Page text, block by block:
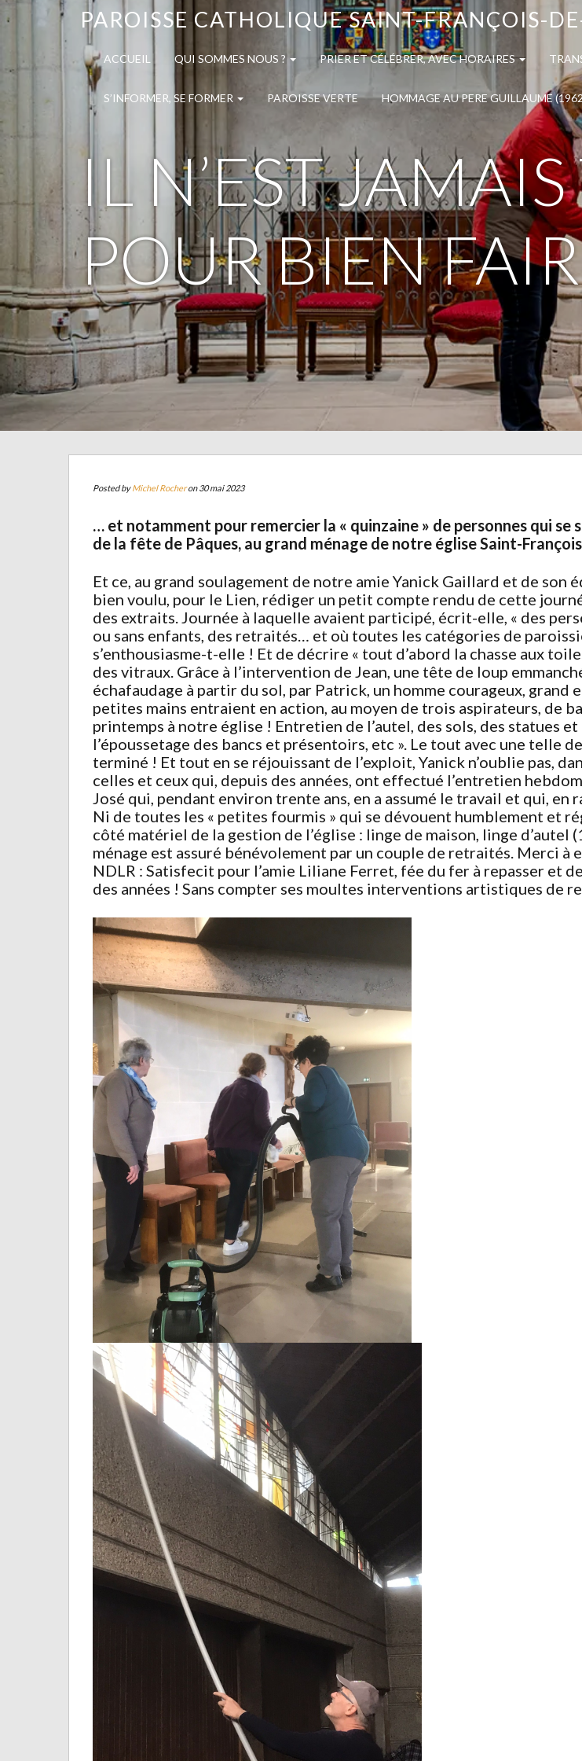
PAROISSE CATHOLIQUE SAINT-FRANÇOIS-
ACCUEIL QUI SOMMES NOUS ? PRIER ET CÉLÉBRER, AVEC HORAIRES
S’INFORMER, SE FORMER PAROISSE VERTE HOMMAGE AU PERE GUILLAUME
IL N’EST
POUR BIEN
Posted byMichel Rocheron 30 mai 2023
… et notamment pour remercier la « quinzaine » de personnes qui se
de la fête de Pâques, au grand ménage de notre église Saint-
Et ce, au grand soulagement de notre amie Yanick Gaillard et de son
bien voulu, pour le Lien, rédiger un petit compte rendu de cette
des extraits. Journée à laquelle avaient participé, écrit-elle, « des
ou sans enfants, des retraités… et où toutes les catégories de
s’enthousiasme-t-elle ! Et de décrire « tout d’abord la chasse aux
des vitraux. Grâce à l’intervention de Jean, une tête de loup
échafaudage à partir du sol, par Patrick, un homme courageux, grand
petites mains entraient en action, au moyen de trois aspirateurs, de
printemps à notre église ! Entretien de l’autel, des sols, des statues
l’époussetage des bancs et présentoirs, etc ». Le tout avec une telle
terminé ! Et tout en se réjouissant de l’exploit, Yanick n’oublie pas,
celles et ceux qui, depuis des années, ont effectué l’entretien
José qui, pendant environ trente ans, en a assumé le travail et qui, en
Ni de toutes les « petites fourmis » qui se dévouent humblement et
côté matériel de la gestion de l’église : linge de maison, linge
ménage est assuré bénévolement par un couple de retraités. Merci à
NDLR : Satisfecit pour l’amie Liliane Ferret, fée du fer à repasser et
des années ! Sans compter ses moultes interventions artistiques de